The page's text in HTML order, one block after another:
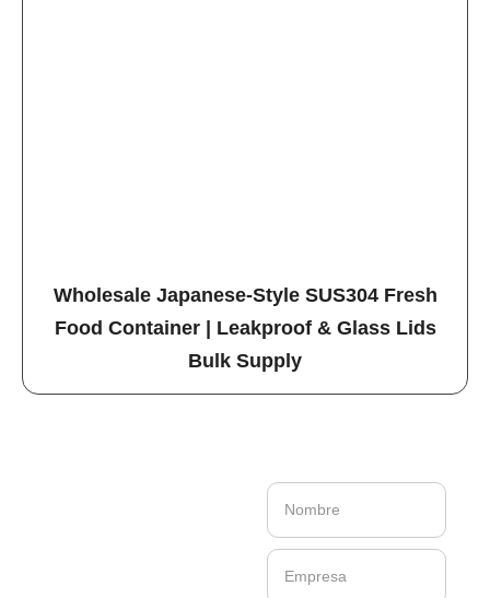
Wholesale Japanese-Style SUS304 Fresh
Food Container | Leakproof & Glass Lids
Bulk Supply